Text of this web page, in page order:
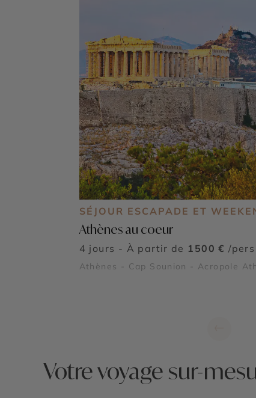
SÉJOUR ESCAPADE ET
Athènes au coeur
4 jours - À partir de 1500 € /pers
Athènes - Cap Sounion - Acropole
Votre voyage sur-